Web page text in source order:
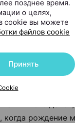
хороших
нам история.
И порой она
Матери не
много
когда рождение
позднее время.
о целях,
cookie вы можете
файлов cookie
Принять